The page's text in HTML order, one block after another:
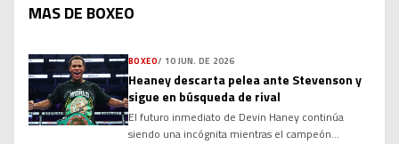
MAS DE BOXEO
BOXEO/ 10 JUN. DE 2026
Heaney descarta pelea ante Stevenson y
sigue en búsqueda de rival
El futuro inmediato de Devin Haney continúa
siendo una incógnita mientras el campeón